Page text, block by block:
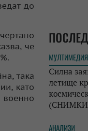
до
че
така
като
военно
МУЛТИМЕДИЯ
Силна
летище
(СНИМКИ
АНАЛИЗИ